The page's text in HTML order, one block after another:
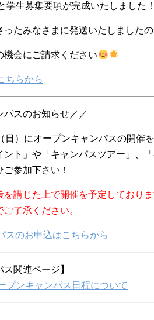
学生募集要項が完成いたしました！
ったみなさまに発送いたしました
機会にご請求ください
ちらから
パスのお知らせ／／
日）にオープンキャンパスの開催
ント」や「キャンパスツアー」、
参加下さい！
講じた上で開催を予定しており
了承ください。
スのお申込はこちらから
ス関連ページ】
プンキャンパス日程について